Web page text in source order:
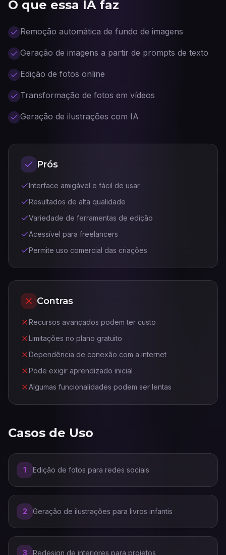
O que essa IA faz
Remoção automática de fundo de imagens
Geração de imagens a partir de prompts de texto
Edição de fotos online
Transformação de fotos em vídeos
Geração de ilustrações com IA
Prós
Interface amigável e fácil de usar
Resultados de alta qualidade
Variedade de ferramentas de edição
Acessível para freelancers
Permite uso comercial das criações
Contras
Recursos avançados podem ter custo
Limitações no plano gratuito
Dependência de conexão com a internet
Pode exigir aprendizado inicial
Algumas funcionalidades podem ser lentas
Casos de Uso
1 Edição de fotos para redes sociais
2 Geração de ilustrações para livros infantis
3 Redesign de interiores para projetos